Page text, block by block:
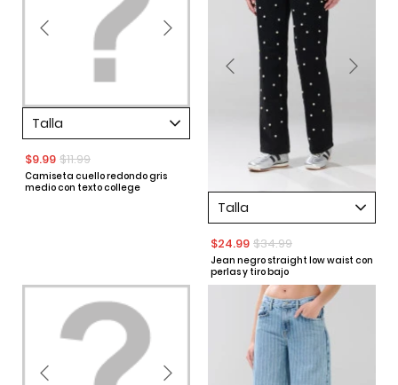
Talla
$9.99 $11.99
Camiseta cuello redondo gris
medio con texto college
Talla
$24.99 $34.99
Jean negro straight low waist con
perlas y tiro bajo